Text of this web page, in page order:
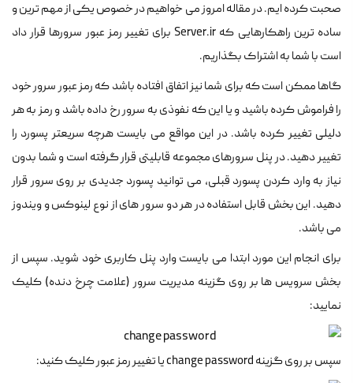
صحبت کرده ایم. در مقاله امروز می خواهیم در خصوص یکی از مهم ترین و
ساده ترین راهکارهایی که Server.ir برای تغییر رمز عبور سرورها قرار داد
است با شما به اشتراک بگذاریم.
گاها ممکن است که برای شما نیز اتفاق افتاده باشد که رمز عبور سرور خود
را فراموش کرده باشید و یا این که نفوذی به سرور رخ داده باشد و رمز به هر
دلیلی تغییر کرده باشد. در این مواقع می بایست هرچه سریعتر پسورد را
تغییر دهید. در پنل سرورهای مجموعه قابلیتی قرار گرفته است و شما بدون
نیاز به وارد کردن پسورد قبلی، می توانید پسورد جدیدی بر روی سرور قرار
دهید. این بخش قابل استفاده در هر دو سرور های از نوع لینوکس و ویندوز
می باشد.
برای انجام این مورد ابتدا می بایست وارد پنل کاربری خود شوید. سپس از
بخش سرویس ها بر روی گزینه مدیریت سرور (علامت چرخ دنده) کلیک
نمایید:
سپس بر روی گزینه change password یا تغییر رمز عبور کلیک کنید: